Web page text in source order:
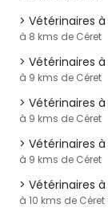
Vétérinaires à
à 8 kms de Céret
Vétérinaires à
à 9 kms de Céret
Vétérinaires à
à 9 kms de Céret
Vétérinaires à
à 9 kms de Céret
Vétérinaires à
à 10 kms de Céret